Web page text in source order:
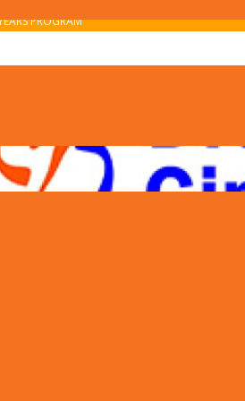
PROGRAM